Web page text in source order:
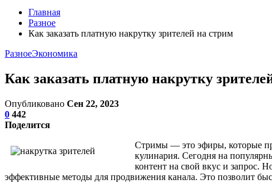
Главная
Разное
Как заказать платную накрутку зрителей на стрим
РазноеЭкономика
Как заказать платную накрутку
Опубликовано Сен 22, 2023
0 442
Поделится
Стримы — это эфиры, которые
кулинария. Сегодня на
контент на свой вкус и запрос.
эффективные методы для продвижения канала. Это позволит